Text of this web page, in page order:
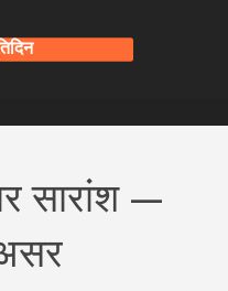
सारांश —